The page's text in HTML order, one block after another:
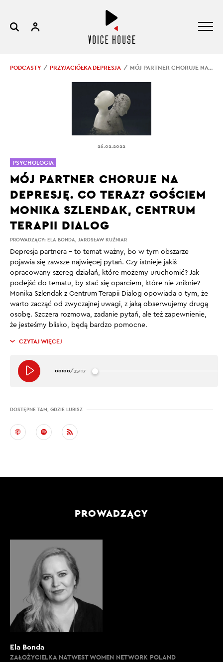
PODCASTY PRZYJACIÓŁKA DEPRESJA MÓJ PARTNER CHORUJE NA DEPRESJĘ. CO TERAZ? GOŚCIEM MONIKA SZLENDAK, CENTRUM TERAPII DIALOG
26.02.2022
PROWADZĄCY: ELA BONDA, JAROSŁAW KUŹNIAR
MÓJ PARTNER CHORUJE NA
DEPRESJĘ. CO TERAZ? GOŚCIEM
MONIKA SZLENDAK, CENTRUM
TERAPII DIALOG
Depresja partnera – to temat ważny, bo w tym obszarze
pojawia się zawsze najwięcej pytań. Czy istnieje jakiś
opracowany szereg działań, które możemy uruchomić? Jak
podejść do tematu, by stać się oparciem, które nie zniknie?
Monika Szlendak z Centrum Terapii Dialog opowiada o tym, że
warto zacząć od zwyczajnej uwagi, z jaką obserwujemy drugą
osobę. Szczera rozmowa, zadanie pytań, ale też zapewnienie,
że jesteśmy blisko, będą bardzo pomocne.
CZYTAJ WIĘCEJ
00:00/35:17
DOSTĘPNE TAM, GDZIE LUBISZ
PSYCHOLOGIA
PROWADZĄCY
Ela Bonda
ZAŁOŻYCIELKA NATWEST WOMEN NETWORK POLAND